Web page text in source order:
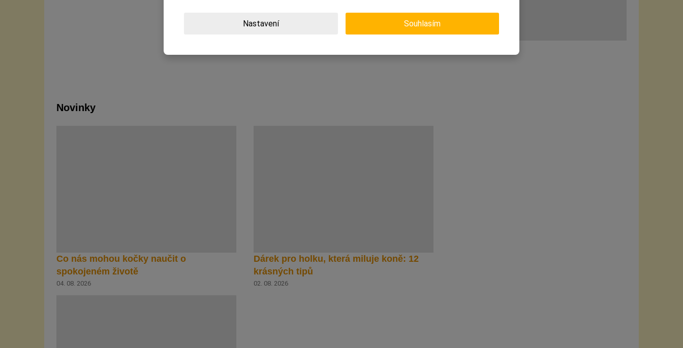
Novinky
Co nás mohou kočky naučit o
spokojeném životě
04. 08. 2026
Dárek pro holku, která miluje koně: 12
krásných tipů
02. 08. 2026
Nastavení Souhlasím